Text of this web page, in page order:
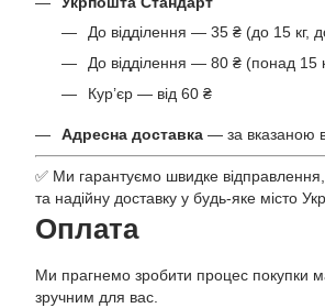
До відділення — 35 ₴ (до 15 кг,
До відділення — 80 ₴ (понад 15
Кур’єр — від 60 ₴
Адресна доставка — за вказаною
✅ Ми гарантуємо швидке відправлення,
та надійну доставку у будь-яке місто
Оплата
Ми прагнемо зробити процес покупки
зручним для вас.